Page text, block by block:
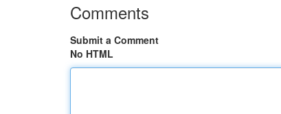
Comments
Submit a Comment
No HTML